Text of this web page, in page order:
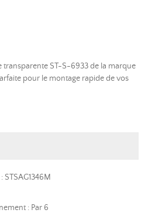
transparente ST-S-6933 de la marque
pour le montage rapide de vos
STSAG1346M
: Par 6